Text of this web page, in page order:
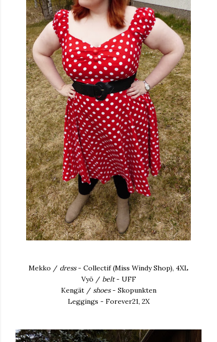
Mekko / dress - Collectif (Miss Windy Shop), 4XL
Vyö / belt- UFF
Kengät / shoes - Skopunkten
Leggings - Forever21, 2X